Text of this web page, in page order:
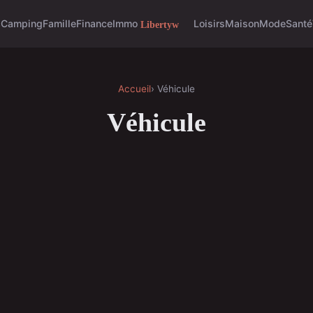
CampingFamilleFinanceImmo LoisirsMaisonModeSanté
Accueil› Véhicule
Véhicule